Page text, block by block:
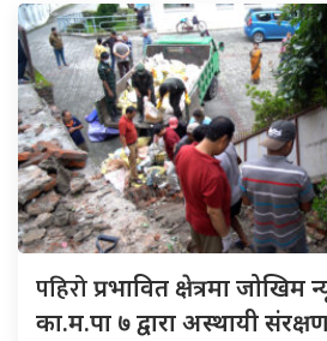
पहिरोप्रभावित क्षेत्रमा
का.म.पा ७ द्वारा अस्थायी